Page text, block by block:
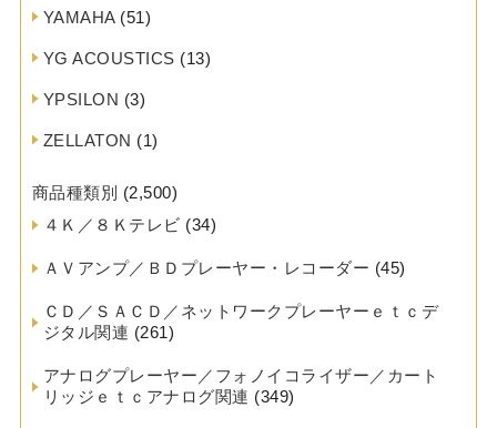
YAMAHA(51)
YG ACOUSTICS (13)
YPSILON (3)
ZELLATON (1)
商品種類別 (2,500)
４Ｋ／８Ｋテレビ (34)
ＡＶアンプ／ＢＤプレーヤー・レコーダー (45)
ＣＤ／ＳＡＣＤ／ネットワークプレーヤーｅｔｃデ
ジタル関連 (261)
アナログプレーヤー／フォノイコライザー／カート
リッジｅｔｃアナログ関連 (349)